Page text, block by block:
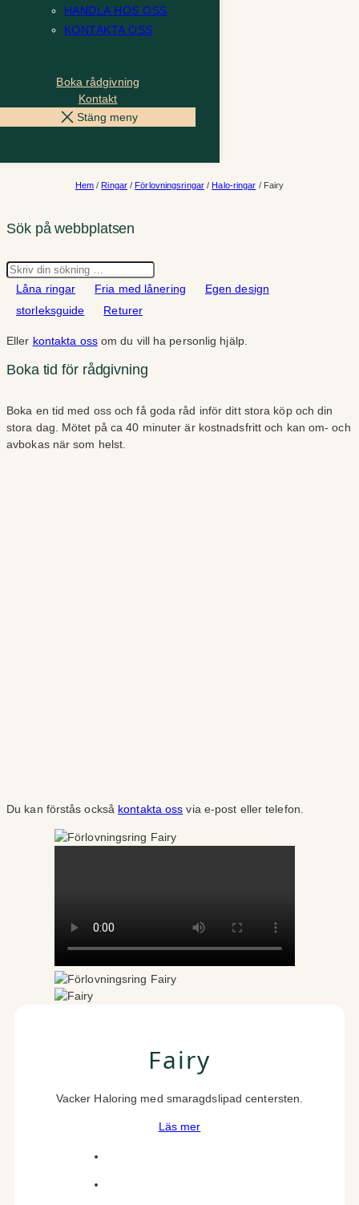
HANDLA HOS OSS
KONTAKTA OSS
Boka rådgivning
Kontakt
Stäng meny
Hem /Ringar/Förlovningsringar /Halo-ringar / Fairy
Sök på webbplatsen
Sök
Låna ringar
Fria med lånering
Egen design
storleksguide
Returer
Eller kontakta ossom du vill ha personlig hjälp.
Boka tid för rådgivning
Boka en tid med oss och få goda råd inför ditt stora köp och din
stora dag. Mötet på ca 40 minuter är kostnadsfritt och kan om- och
avbokas när som helst.
Du kan förstås också kontakta oss via e-post eller telefon.
Fairy
Vacker Haloring med smaragdslipad centersten.
Läs mer